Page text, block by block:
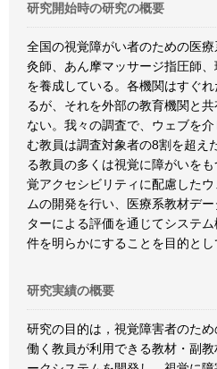
研究開始時の研究の概要
全国の視覚障がい者のための医
灸師、あん摩マッサージ指圧師
を養成している。各機関はすぐ
るが、それを外部の教育機関と
ない。我々の調査で、ウェブを
む教員は調査対象者の8割を超え
る教員の多くは視覚に障がいを
覚アクセシビリティに配慮した
ムの開発を行い、医療系教材デ
ターによる評価を通じてシステ
件を明らかにすることを目的とし
研究実績の概要
研究の目的は，視覚障害者のた
働く教員が利用できる教材・副